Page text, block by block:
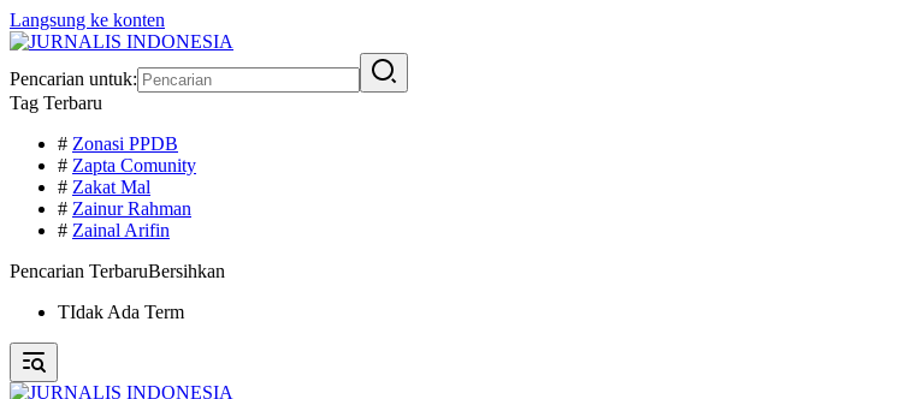
Langsung ke konten
Pencarian untuk:
Tag Terbaru
# Zonasi PPDB
# Zapta Comunity
# Zakat Mal
# Zainur Rahman
# Zainal Arifin
Pencarian TerbaruBersihkan
TIdak Ada Term